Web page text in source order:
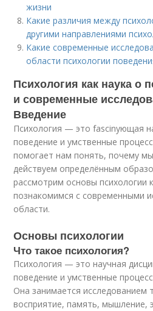
жизни
Какие различия между
другими направлениями
Какие современные
области психологии
Психология как наука о
и современные
Введение
Психология — это fascinующая
поведение и умственные
помогает нам понять, почему
действуем определённым
рассмотрим основы психологии
познакомимся с современными
области.
Основы психологии
Что такое психология?
Психология — это научная
поведение и умственные
Она занимается исследованием
восприятие, память, мышление,